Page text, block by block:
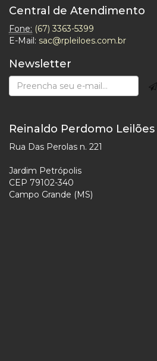
Central de Atendimento
Fone: (67) 3363-5399
E-Mail: sac@rpleiloes.com.br
Newsletter
Reinaldo Perdomo Leilões
Rua Das Perolas n. 221
Jardim Petrópolis
CEP 79102-340
Campo Grande (MS)